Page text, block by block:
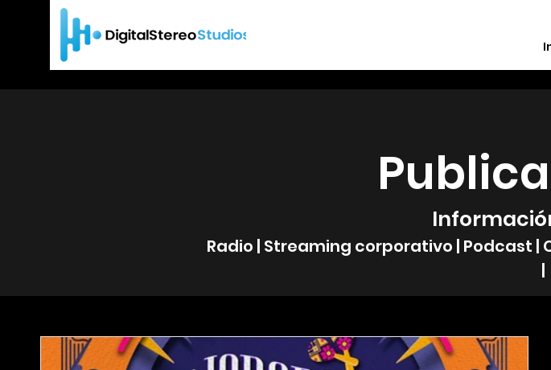
Radio | Streaming corporativo | Podcast
|